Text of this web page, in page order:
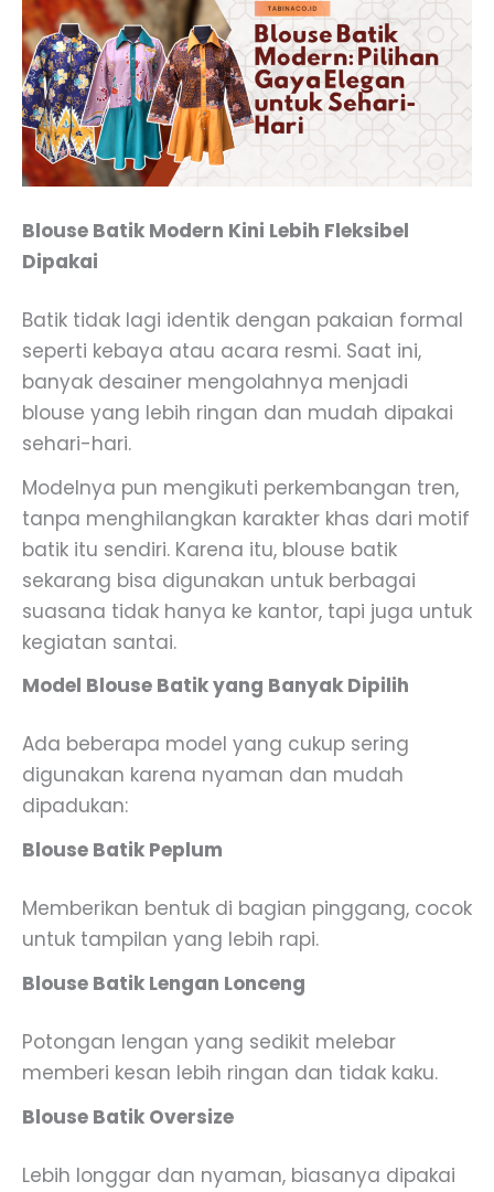
Blouse Batik Modern Kini Lebih Fleksibel
Dipakai
Batik tidak lagi identik dengan pakaian formal
seperti kebaya atau acara resmi. Saat ini,
banyak desainer mengolahnya menjadi
blouse yang lebih ringan dan mudah dipakai
sehari-hari.
Modelnya pun mengikuti perkembangan tren,
tanpa menghilangkan karakter khas dari motif
batik itu sendiri. Karena itu, blouse batik
sekarang bisa digunakan untuk berbagai
suasana tidak hanya ke kantor, tapi juga untuk
kegiatan santai.
Model Blouse Batik yang Banyak Dipilih
Ada beberapa model yang cukup sering
digunakan karena nyaman dan mudah
dipadukan:
Blouse Batik Peplum
Memberikan bentuk di bagian pinggang, cocok
untuk tampilan yang lebih rapi.
Blouse Batik Lengan Lonceng
Potongan lengan yang sedikit melebar
memberi kesan lebih ringan dan tidak kaku.
Blouse Batik Oversize
Lebih longgar dan nyaman, biasanya dipakai